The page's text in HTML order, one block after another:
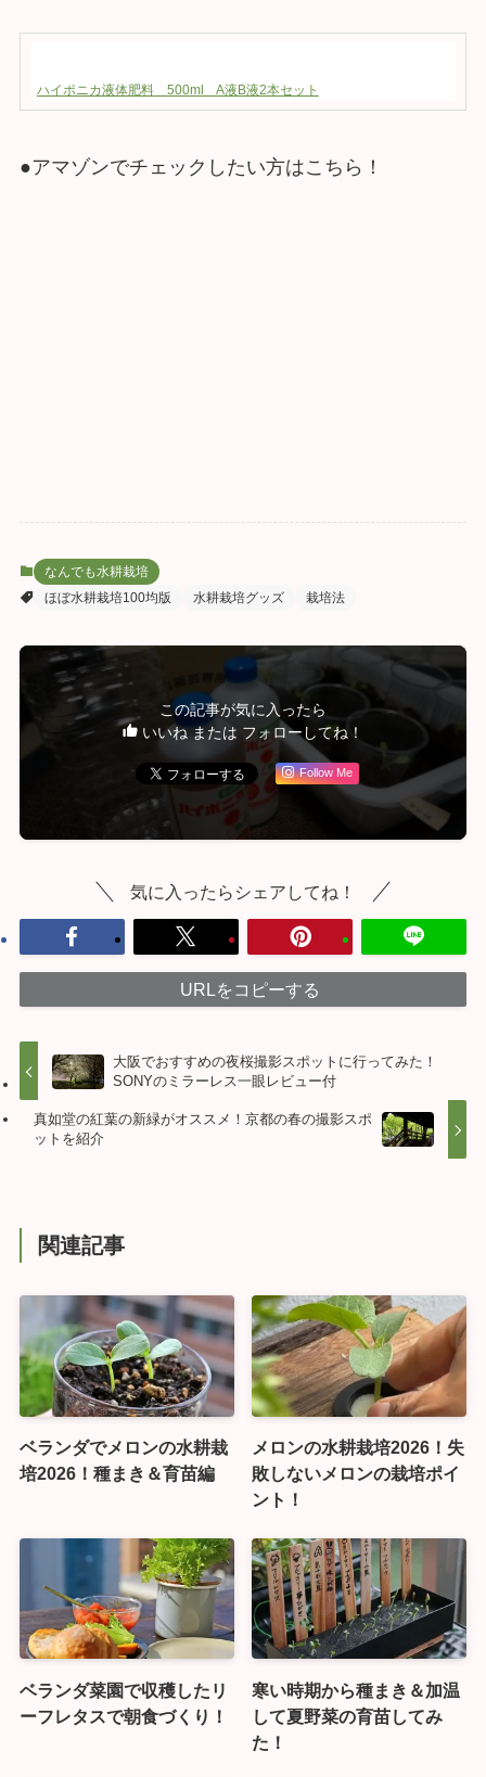
ハイポニカ液体肥料 500ml A液B液2本セット
●アマゾンでチェックしたい方はこちら！
なんでも水耕栽培
ほぼ水耕栽培100均版
水耕栽培グッズ 栽培法
この記事が気に入ったら
いいね または フォローしてね！
Follow Me
気に入ったらシェアしてね！
URLをコピーする
大阪でおすすめの夜桜撮影スポットに行ってみた！
SONYのミラーレス一眼レビュー付
真如堂の紅葉の新緑がオススメ！京都の春の撮影スポ
ットを紹介
関連記事
ベランダでメロンの水耕栽
培2026！種まき＆育苗編
メロンの水耕栽培2026！失
敗しないメロンの栽培ポイ
ント！
ベランダ菜園で収穫したリ
ーフレタスで朝食づくり！
寒い時期から種まき＆加温
して夏野菜の育苗してみ
た！